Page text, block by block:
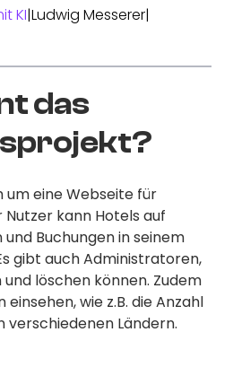
KI|Ludwig Messerer|
das
um eine Webseite für
kann Hotels auf
Buchungen in seinem
gibt auch Administratoren,
löschen können. Zudem
wie z.B. die Anzahl
verschiedenen Ländern.